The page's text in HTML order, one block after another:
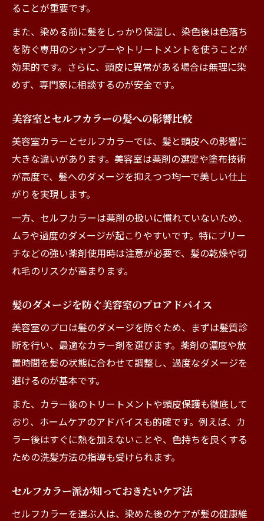
ることが重要です。
また、染める前に髪をしっかり保湿し、染色後は色落ち
を防ぐ専用のシャンプーやトリートメントを使うことが
効果的です。さらに、頭皮に異常がある場合は無理に染
めず、専門家に相談するのが安全です。
美容室とセルフカラーの髪への影響比較
美容室カラーとセルフカラーでは、髪と頭皮への影響に
大きな違いがあります。美容室は薬剤の選定や塗布技術
が高度で、髪へのダメージを抑えつつ均一で美しい仕上
がりを実現します。
一方、セルフカラーは薬剤の扱いに慣れていないため、
ムラや過度のダメージが起こりやすいです。特にブリー
チなどの強い薬剤使用時は注意が必要で、髪の乾燥や切
れ毛のリスクが高まります。
髪のダメージを防ぐ美容室のプロアドバイス
美容室のプロは髪のダメージを防ぐため、まずは髪質診
断を行い、最適なカラー剤を選びます。薬剤の濃度や放
置時間を髪の状態に合わせて調整し、過度なダメージを
避けるのが基本です。
また、カラー後のトリートメントや頭皮保護も徹底して
おり、ホームケアのアドバイスも的確です。例えば、カ
ラー後はすぐに熱を加えないことや、色持ちを良くする
ための洗髪方法の指導も受けられます。
セルフカラー派が知っておきたいケア法
セルフカラーを選ぶ人は、染めた後のケアが髪の健康維